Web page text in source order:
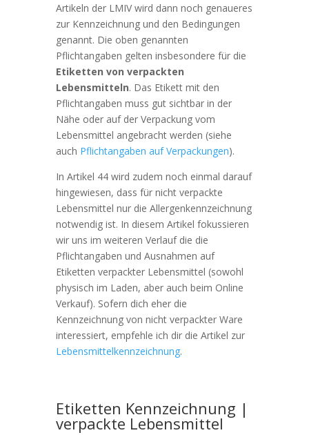
Artikeln der LMIV wird dann noch genaueres
zur Kennzeichnung und den Bedingungen
genannt. Die oben genannten
Pflichtangaben gelten insbesondere für die
Etiketten von verpackten
Lebensmitteln. Das Etikett mit den
Pflichtangaben muss gut sichtbar in der
Nähe oder auf der Verpackung vom
Lebensmittel angebracht werden (siehe
auch Pflichtangaben auf Verpackungen).
In Artikel 44 wird zudem noch einmal darauf
hingewiesen, dass für nicht verpackte
Lebensmittel nur die Allergenkennzeichnung
notwendig ist. In diesem Artikel fokussieren
wir uns im weiteren Verlauf die die
Pflichtangaben und Ausnahmen auf
Etiketten verpackter Lebensmittel (sowohl
physisch im Laden, aber auch beim Online
Verkauf). Sofern dich eher die
Kennzeichnung von nicht verpackter Ware
interessiert, empfehle ich dir die Artikel zur
Lebensmittelkennzeichnung.
Etiketten Kennzeichnung |
verpackte Lebensmittel